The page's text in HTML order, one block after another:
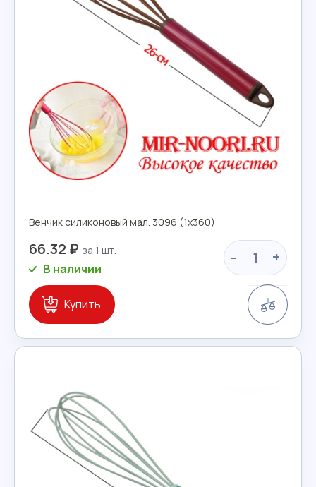
Венчик силиконовый мал. 3096 (1х360)
66.32 ₽ - +
В наличии
Купить